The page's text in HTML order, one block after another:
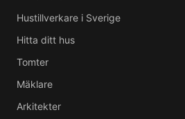
Hustillverkare i Sverige
Hitta ditt hus
Tomter
Mäklare
Arkitekter